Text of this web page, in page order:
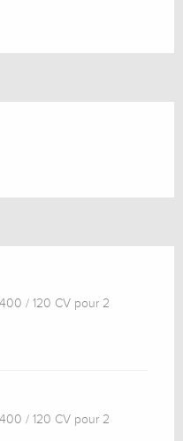
/ 120 CV pour 2
/ 120 CV pour 2